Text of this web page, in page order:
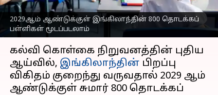
2029ஆம் ஆண்டுக்குள் இங்கிலாந்தின் 800 தொடக்கப்
பள்ளிகள் மூடப்படலாம்
எழுதியவர் Venkatalakshmi V Sep 25, 2025 05:40 pm
செய்தி முன்னோட்டம்
கல்வி கொள்கை நிறுவனத்தின் புதிய
ஆய்வில், இங்கிலாந்தின் பிறப்பு
விகிதம் குறைந்து வருவதால் 2029 ஆம்
ஆண்டுக்குள் சுமார் 800 தொடக்கப்